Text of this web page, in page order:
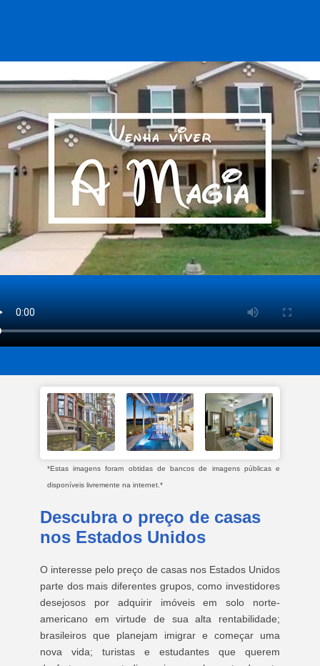
*Estas imagens foram obtidas de bancos de imagens públicas e
disponíveis livremente na internet.*
Descubra o preço de casas
nos Estados Unidos
O interesse pelo preço de casas nos Estados Unidos
parte dos mais diferentes grupos, como investidores
desejosos por adquirir imóveis em solo norte-
americano em virtude de sua alta rentabilidade;
brasileiros que planejam imigrar e começar uma
nova vida; turistas e estudantes que querem